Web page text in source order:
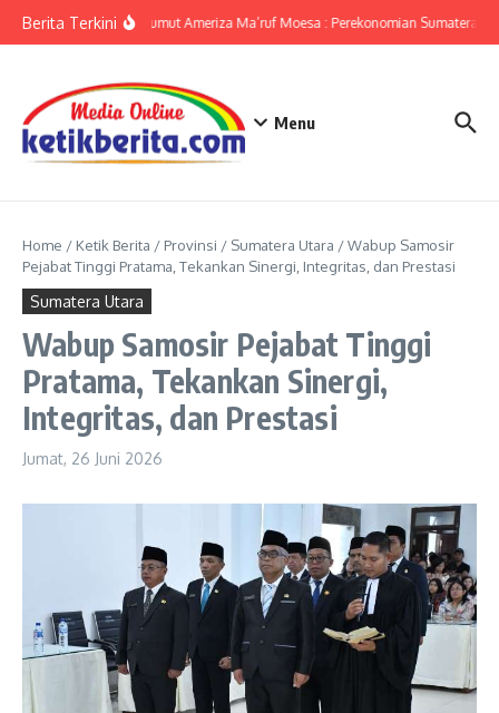
Berita TerkiniKPwBI Sumut Ameriza Ma’ruf Moesa : Perekonomian Sumatera
Menu
Home / Ketik Berita / Provinsi / Sumatera Utara /Wabup Samosir
Pejabat Tinggi Pratama, Tekankan Sinergi, Integritas, dan Prestasi
Sumatera Utara
Wabup Samosir Pejabat Tinggi
Pratama, Tekankan Sinergi,
Integritas, dan Prestasi
Jumat, 26 Juni 2026